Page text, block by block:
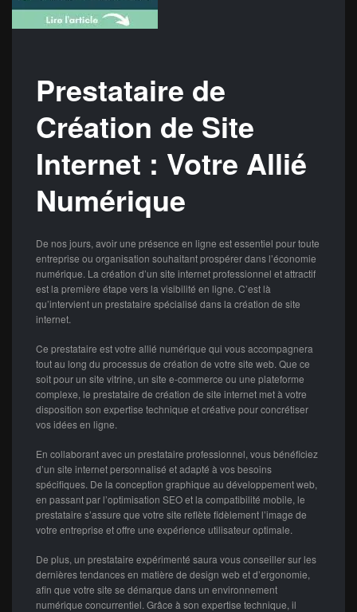
Prestataire de
Création de Site
Internet : Votre Allié
Numérique
De nos jours, avoir une présence en ligne est essentiel pour toute
entreprise ou organisation souhaitant prospérer dans l’économie
numérique. La création d’un site internet professionnel et attractif
est la première étape vers la visibilité en ligne. C’est là
qu’intervient un prestataire spécialisé dans la création de site
internet.
Ce prestataire est votre allié numérique qui vous accompagnera
tout au long du processus de création de votre site web. Que ce
soit pour un site vitrine, un site e-commerce ou une plateforme
complexe, le prestataire de création de site internet met à votre
disposition son expertise technique et créative pour concrétiser
vos idées en ligne.
En collaborant avec un prestataire professionnel, vous bénéficiez
d’un site internet personnalisé et adapté à vos besoins
spécifiques. De la conception graphique au développement web,
en passant par l’optimisation SEO et la compatibilité mobile, le
prestataire s’assure que votre site reflète fidèlement l’image de
votre entreprise et offre une expérience utilisateur optimale.
De plus, un prestataire expérimenté saura vous conseiller sur les
dernières tendances en matière de design web et d’ergonomie,
afin que votre site se démarque dans un environnement
numérique concurrentiel. Grâce à son expertise technique, il